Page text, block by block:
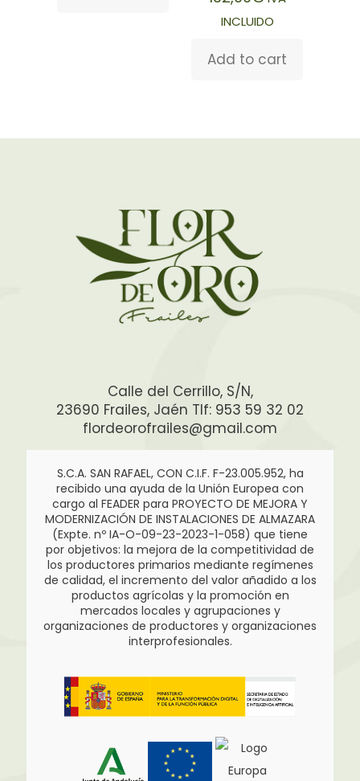
INCLUIDO
Add to cart
Calle del Cerrillo, S/N,
23690 Frailes, Jaén Tlf: 953 59 32 02
flordeorofrailes@gmail.com
S.C.A. SAN RAFAEL, CON C.I.F. F-23.005.952, ha
recibido una ayuda de la Unión Europea con
cargo al FEADER para PROYECTO DE MEJORA Y
MODERNIZACIÓN DE INSTALACIONES DE ALMAZARA
(Expte. nº IA-O-09-23-2023-1-058) que tiene
por objetivos: la mejora de la competitividad de
los productores primarios mediante regímenes
de calidad, el incremento del valor añadido a los
productos agrícolas y la promoción en
mercados locales y agrupaciones y
organizaciones de productores y organizaciones
interprofesionales.